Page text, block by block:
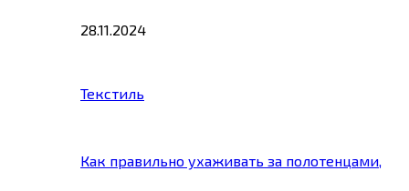
28.11.2024
Текстиль
Как правильно ухаживать за полотенцами,